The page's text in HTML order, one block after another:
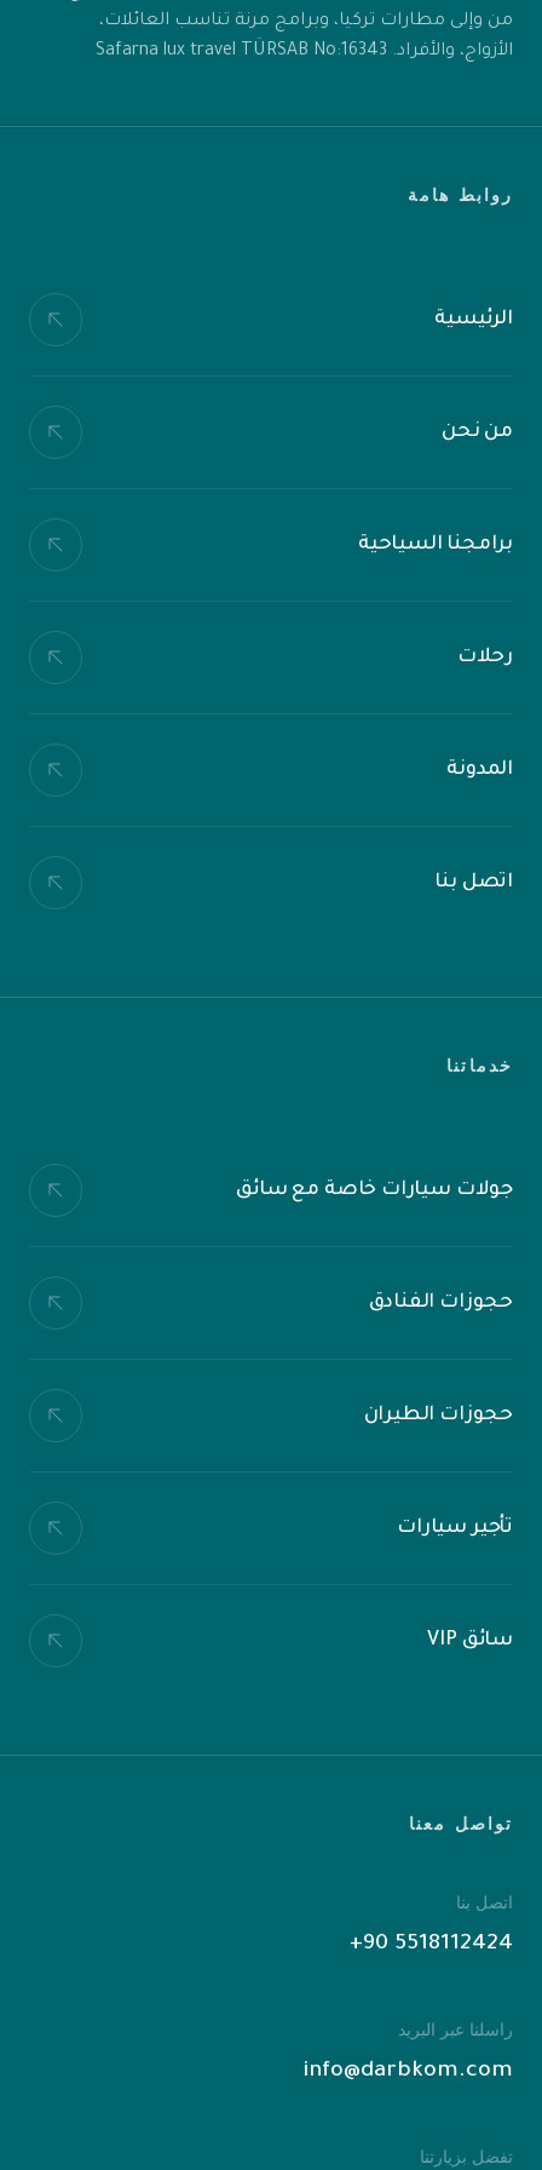
من وإلى مطارات تركيا، وبرامج مرنة تناسب العائلات،
الأزواج، والأفراد. Safarna lux travel TÜRSAB No:16343
روابط هامة
الرئيسية
من نحن
برامجنا السياحية
رحلات
المدونة
اتصل بنا
خدماتنا
جولات سيارات خاصة مع سائق
حجوزات الفنادق
حجوزات الطيران
تأجير سيارات
سائق VIP
تواصل معنا
اتصل بنا
‎+90 5518112424
راسلنا عبر البريد
info@darbkom.com
تفضل بزيارتنا